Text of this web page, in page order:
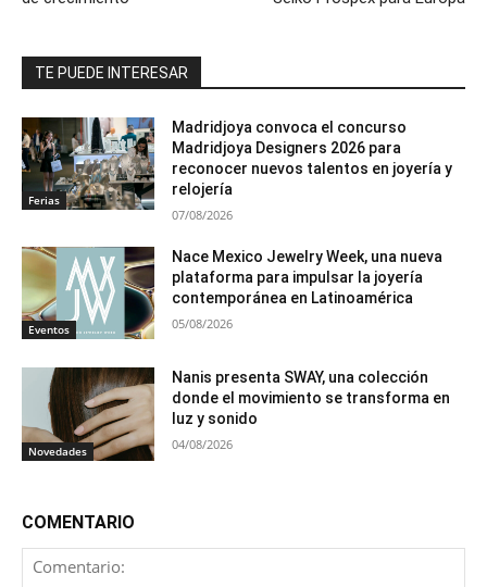
TE PUEDE INTERESAR
Ferias
Madridjoya convoca el concurso
Madridjoya Designers 2026 para
reconocer nuevos talentos en joyería y
relojería
07/08/2026
Eventos
Nace Mexico Jewelry Week, una nueva
plataforma para impulsar la joyería
contemporánea en Latinoamérica
05/08/2026
Novedades
Nanis presenta SWAY, una colección
donde el movimiento se transforma en
luz y sonido
04/08/2026
COMENTARIO